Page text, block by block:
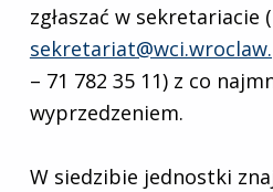
zgłaszać w sekretariacie
– 71 782 35 11) z co
wyprzedzeniem.
W siedzibie jednostki